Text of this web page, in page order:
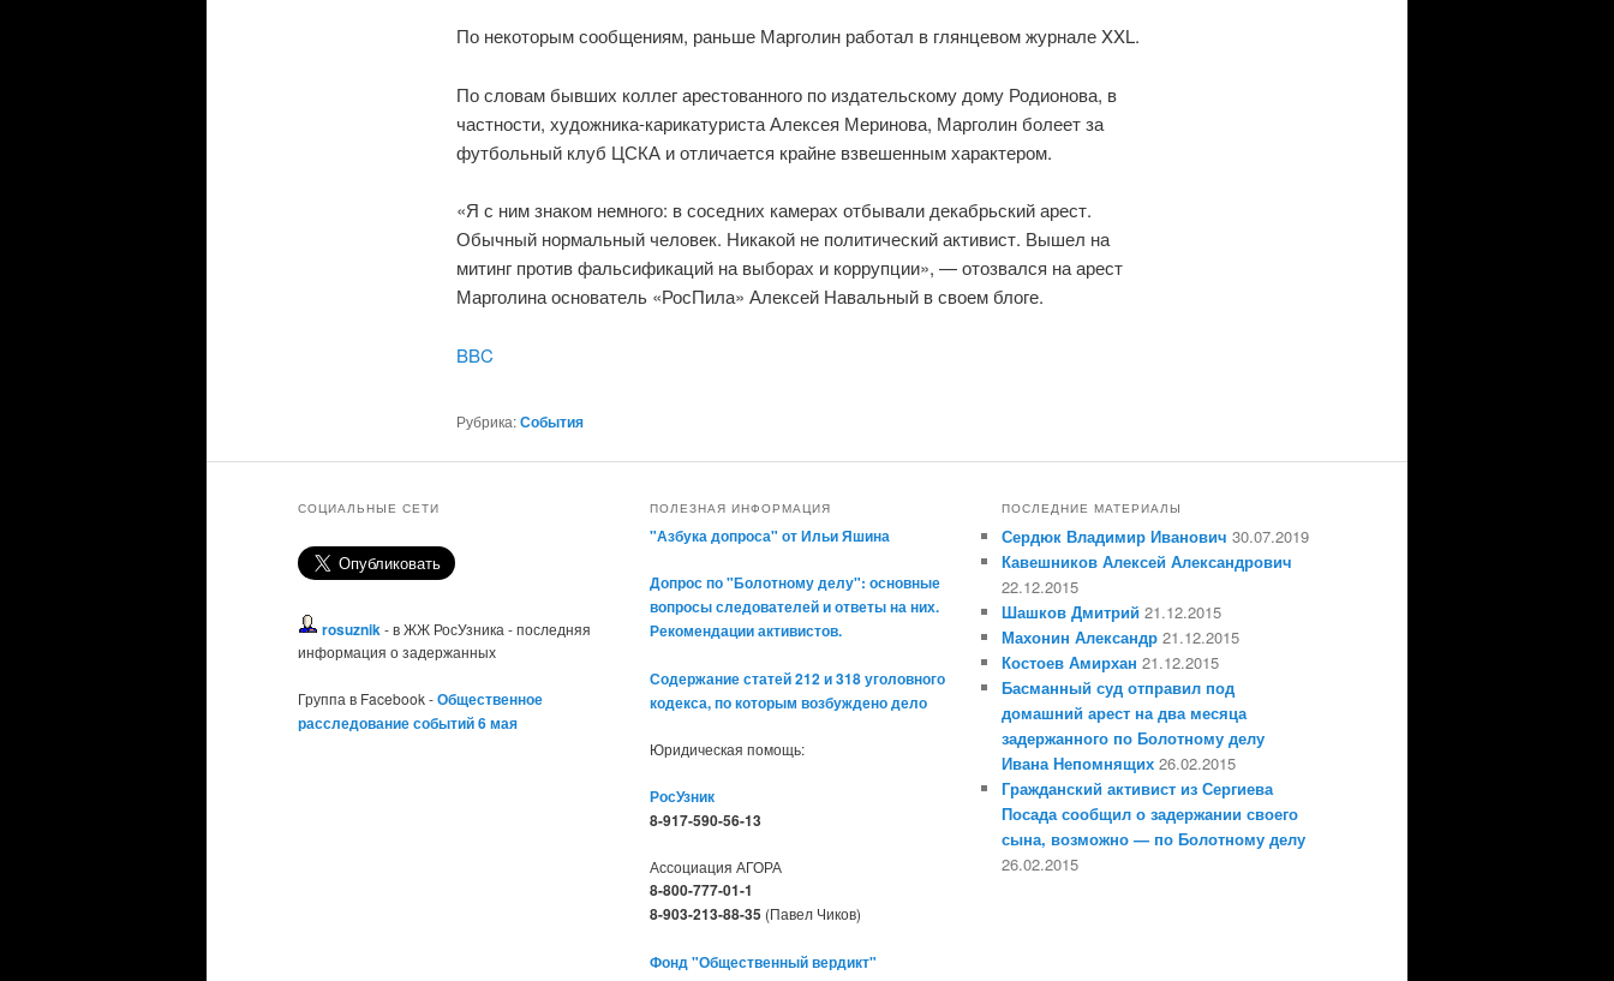
По некоторым сообщениям, раньше Марголин работал в глянцевом журнале XXL.
По словам бывших коллег арестованного по издательскому дому Родионова, в
частности, художника-карикатуриста Алексея Меринова, Марголин болеет за
футбольный клуб ЦСКА и отличается крайне взвешенным характером.
«Я с ним знаком немного: в соседних камерах отбывали декабрьский арест.
Обычный нормальный человек. Никакой не политический активист. Вышел на
митинг против фальсификаций на выборах и коррупции», — отозвался на арест
Марголина основатель «РосПила» Алексей Навальный в своем блоге.
BBC
Рубрика:События
СОЦИАЛЬНЫЕ СЕТИ
rosuznik - в ЖЖ РосУзника - последняя
информация о задержанных
Группа в Facebook -Общественное
расследование событий 6 мая
ПОЛЕЗНАЯ ИНФОРМАЦИЯ
"Азбука допроса" от Ильи Яшина
Допрос по "Болотному делу": основные
вопросы следователей и ответы на них.
Рекомендации активистов.
Содержание статей 212 и 318 уголовного
кодекса, по которым возбуждено дело
Юридическая помощь:
РосУзник
8-917-590-56-13
Ассоциация АГОРА
8-800-777-01-1
8-903-213-88-35 (Павел Чиков)
Фонд "Общественный вердикт"
ПОСЛЕДНИЕ МАТЕРИАЛЫ
Сердюк Владимир Иванович 30.07.2019
Кавешников Алексей Александрович
22.12.2015
Шашков Дмитрий 21.12.2015
Махонин Александр 21.12.2015
Костоев Амирхан 21.12.2015
Басманный суд отправил под
домашний арест на два месяца
задержанного по Болотному делу
Ивана Непомнящих 26.02.2015
Гражданский активист из Сергиева
Посада сообщил о задержании своего
сына, возможно — по Болотному делу
26.02.2015